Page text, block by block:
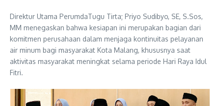
Direktur Utama PerumdaTugu Tirta; Priyo Sudibyo, SE, S.Sos,
MM menegaskan bahwa kesiapan ini merupakan bagian dari
komitmen perusahaan dalam menjaga kontinuitas pelayanan
air minum bagi masyarakat Kota Malang, khususnya saat
aktivitas masyarakat meningkat selama periode Hari Raya Idul
Fitri.